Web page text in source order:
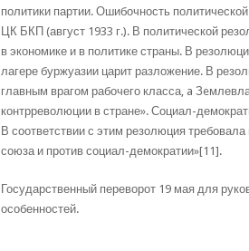
политики партии. Ошибочность
ЦК БКП (август 1933 г.). В политической
в экономике и в политике страны. В
лагере буржуазии царит разложение. В
главным врагом рабочего класса, a
контрреволюции в стране». Социал-
В соответствии с этим резолюция
союза и против социал-демократии»[11].
Государственный переворот 19 мая для
особенностей.